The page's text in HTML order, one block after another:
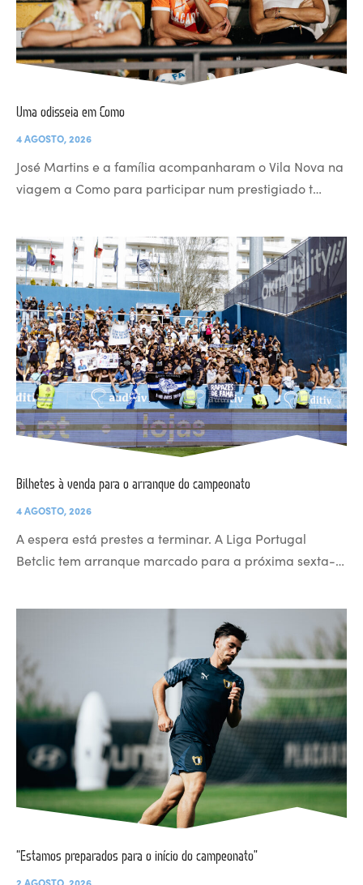
Uma odisseia em Como
4 AGOSTO, 2026
José Martins e a família acompanharam o Vila Nova na
viagem a Como para participar num prestigiado t…
Bilhetes à venda para o arranque do campeonato
4 AGOSTO, 2026
A espera está prestes a terminar. A Liga Portugal
Betclic tem arranque marcado para a próxima sexta-…
“Estamos preparados para o início do campeonato”
2 AGOSTO, 2026